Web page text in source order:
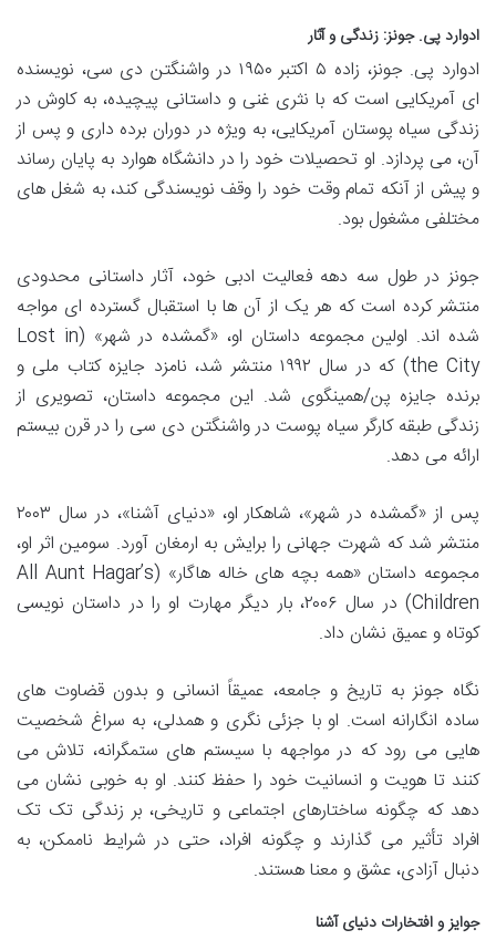
ادوارد پی. جونز: زندگی و آثار
ادوارد پی. جونز، زاده ۵ اکتبر ۱۹۵۰ در واشنگتن دی سی، نویسنده
ای آمریکایی است که با نثری غنی و داستانی پیچیده، به کاوش در
زندگی سیاه پوستان آمریکایی، به ویژه در دوران برده داری و پس از
آن، می پردازد. او تحصیلات خود را در دانشگاه هوارد به پایان رساند
و پیش از آنکه تمام وقت خود را وقف نویسندگی کند، به شغل های
مختلفی مشغول بود.
جونز در طول سه دهه فعالیت ادبی خود، آثار داستانی محدودی
منتشر کرده است که هر یک از آن ها با استقبال گسترده ای مواجه
شده اند. اولین مجموعه داستان او، «گمشده در شهر» (Lost in
the City) که در سال ۱۹۹۲ منتشر شد، نامزد جایزه کتاب ملی و
برنده جایزه پن/همینگوی شد. این مجموعه داستان، تصویری از
زندگی طبقه کارگر سیاه پوست در واشنگتن دی سی را در قرن بیستم
ارائه می دهد.
پس از «گمشده در شهر»، شاهکار او، «دنیای آشنا»، در سال ۲۰۰۳
منتشر شد که شهرت جهانی را برایش به ارمغان آورد. سومین اثر او،
مجموعه داستان «همه بچه های خاله هاگار» (All Aunt Hagar’s
Children) در سال ۲۰۰۶، بار دیگر مهارت او را در داستان نویسی
کوتاه و عمیق نشان داد.
نگاه جونز به تاریخ و جامعه، عمیقاً انسانی و بدون قضاوت های
ساده انگارانه است. او با جزئی نگری و همدلی، به سراغ شخصیت
هایی می رود که در مواجهه با سیستم های ستمگرانه، تلاش می
کنند تا هویت و انسانیت خود را حفظ کنند. او به خوبی نشان می
دهد که چگونه ساختارهای اجتماعی و تاریخی، بر زندگی تک تک
افراد تأثیر می گذارند و چگونه افراد، حتی در شرایط ناممکن، به
دنبال آزادی، عشق و معنا هستند.
جوایز و افتخارات دنیای آشنا